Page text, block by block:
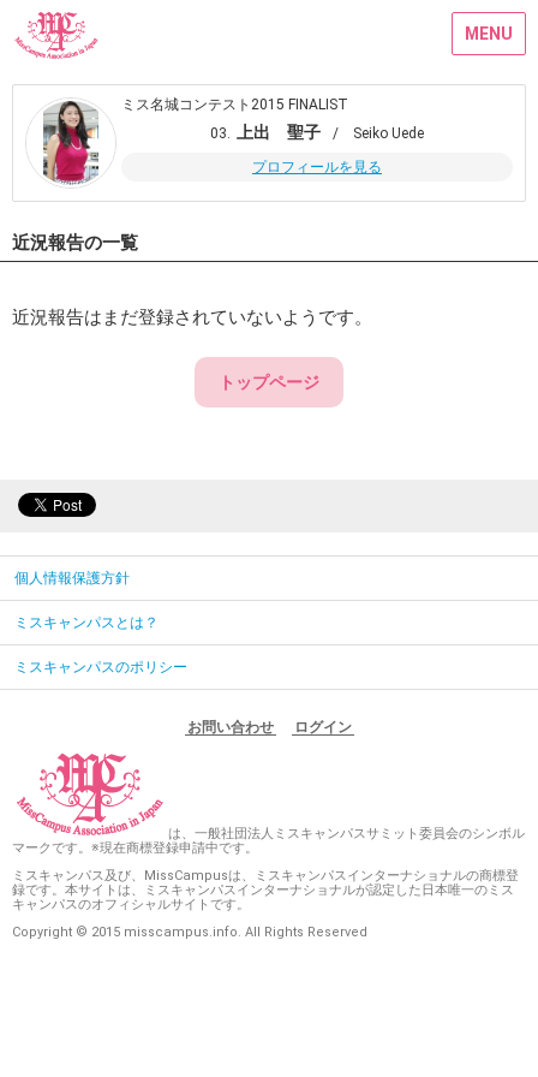
MENU
ミス名城コンテスト2015 FINALIST
03.
上出 聖子
/ Seiko Uede
プロフィールを見る
近況報告の一覧
近況報告はまだ登録されていないようです。
トップページ
個人情報保護方針
ミスキャンパスとは？
ミスキャンパスのポリシー
お問い合わせ ログイン
は、一般社団法人ミスキャンパスサミット委員会のシンボル
マークです。※現在商標登録申請中です。
ミスキャンパス及び、MissCampusは、ミスキャンパスインターナショナルの商標登
録です。本サイトは、ミスキャンパスインターナショナルが認定した日本唯一のミス
キャンパスのオフィシャルサイトです。
Copyright © 2015 misscampus.info. All Rights Reserved